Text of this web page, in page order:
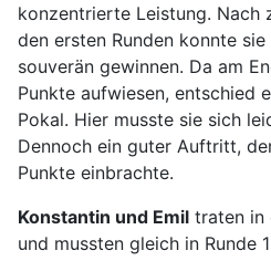
konzentrierte Leistung. Nach
den ersten Runden konnte
souverän gewinnen. Da am
Punkte aufwiesen, entschied
Pokal. Hier musste sie sich
Dennoch ein guter Auftritt,
Punkte einbrachte.
Konstantin und Emil traten in
und mussten gleich in Runde